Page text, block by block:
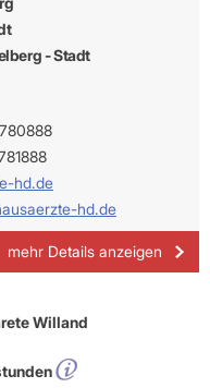
- Stadt
hd.de
hd.de
mehr Details anzeigen
Willand